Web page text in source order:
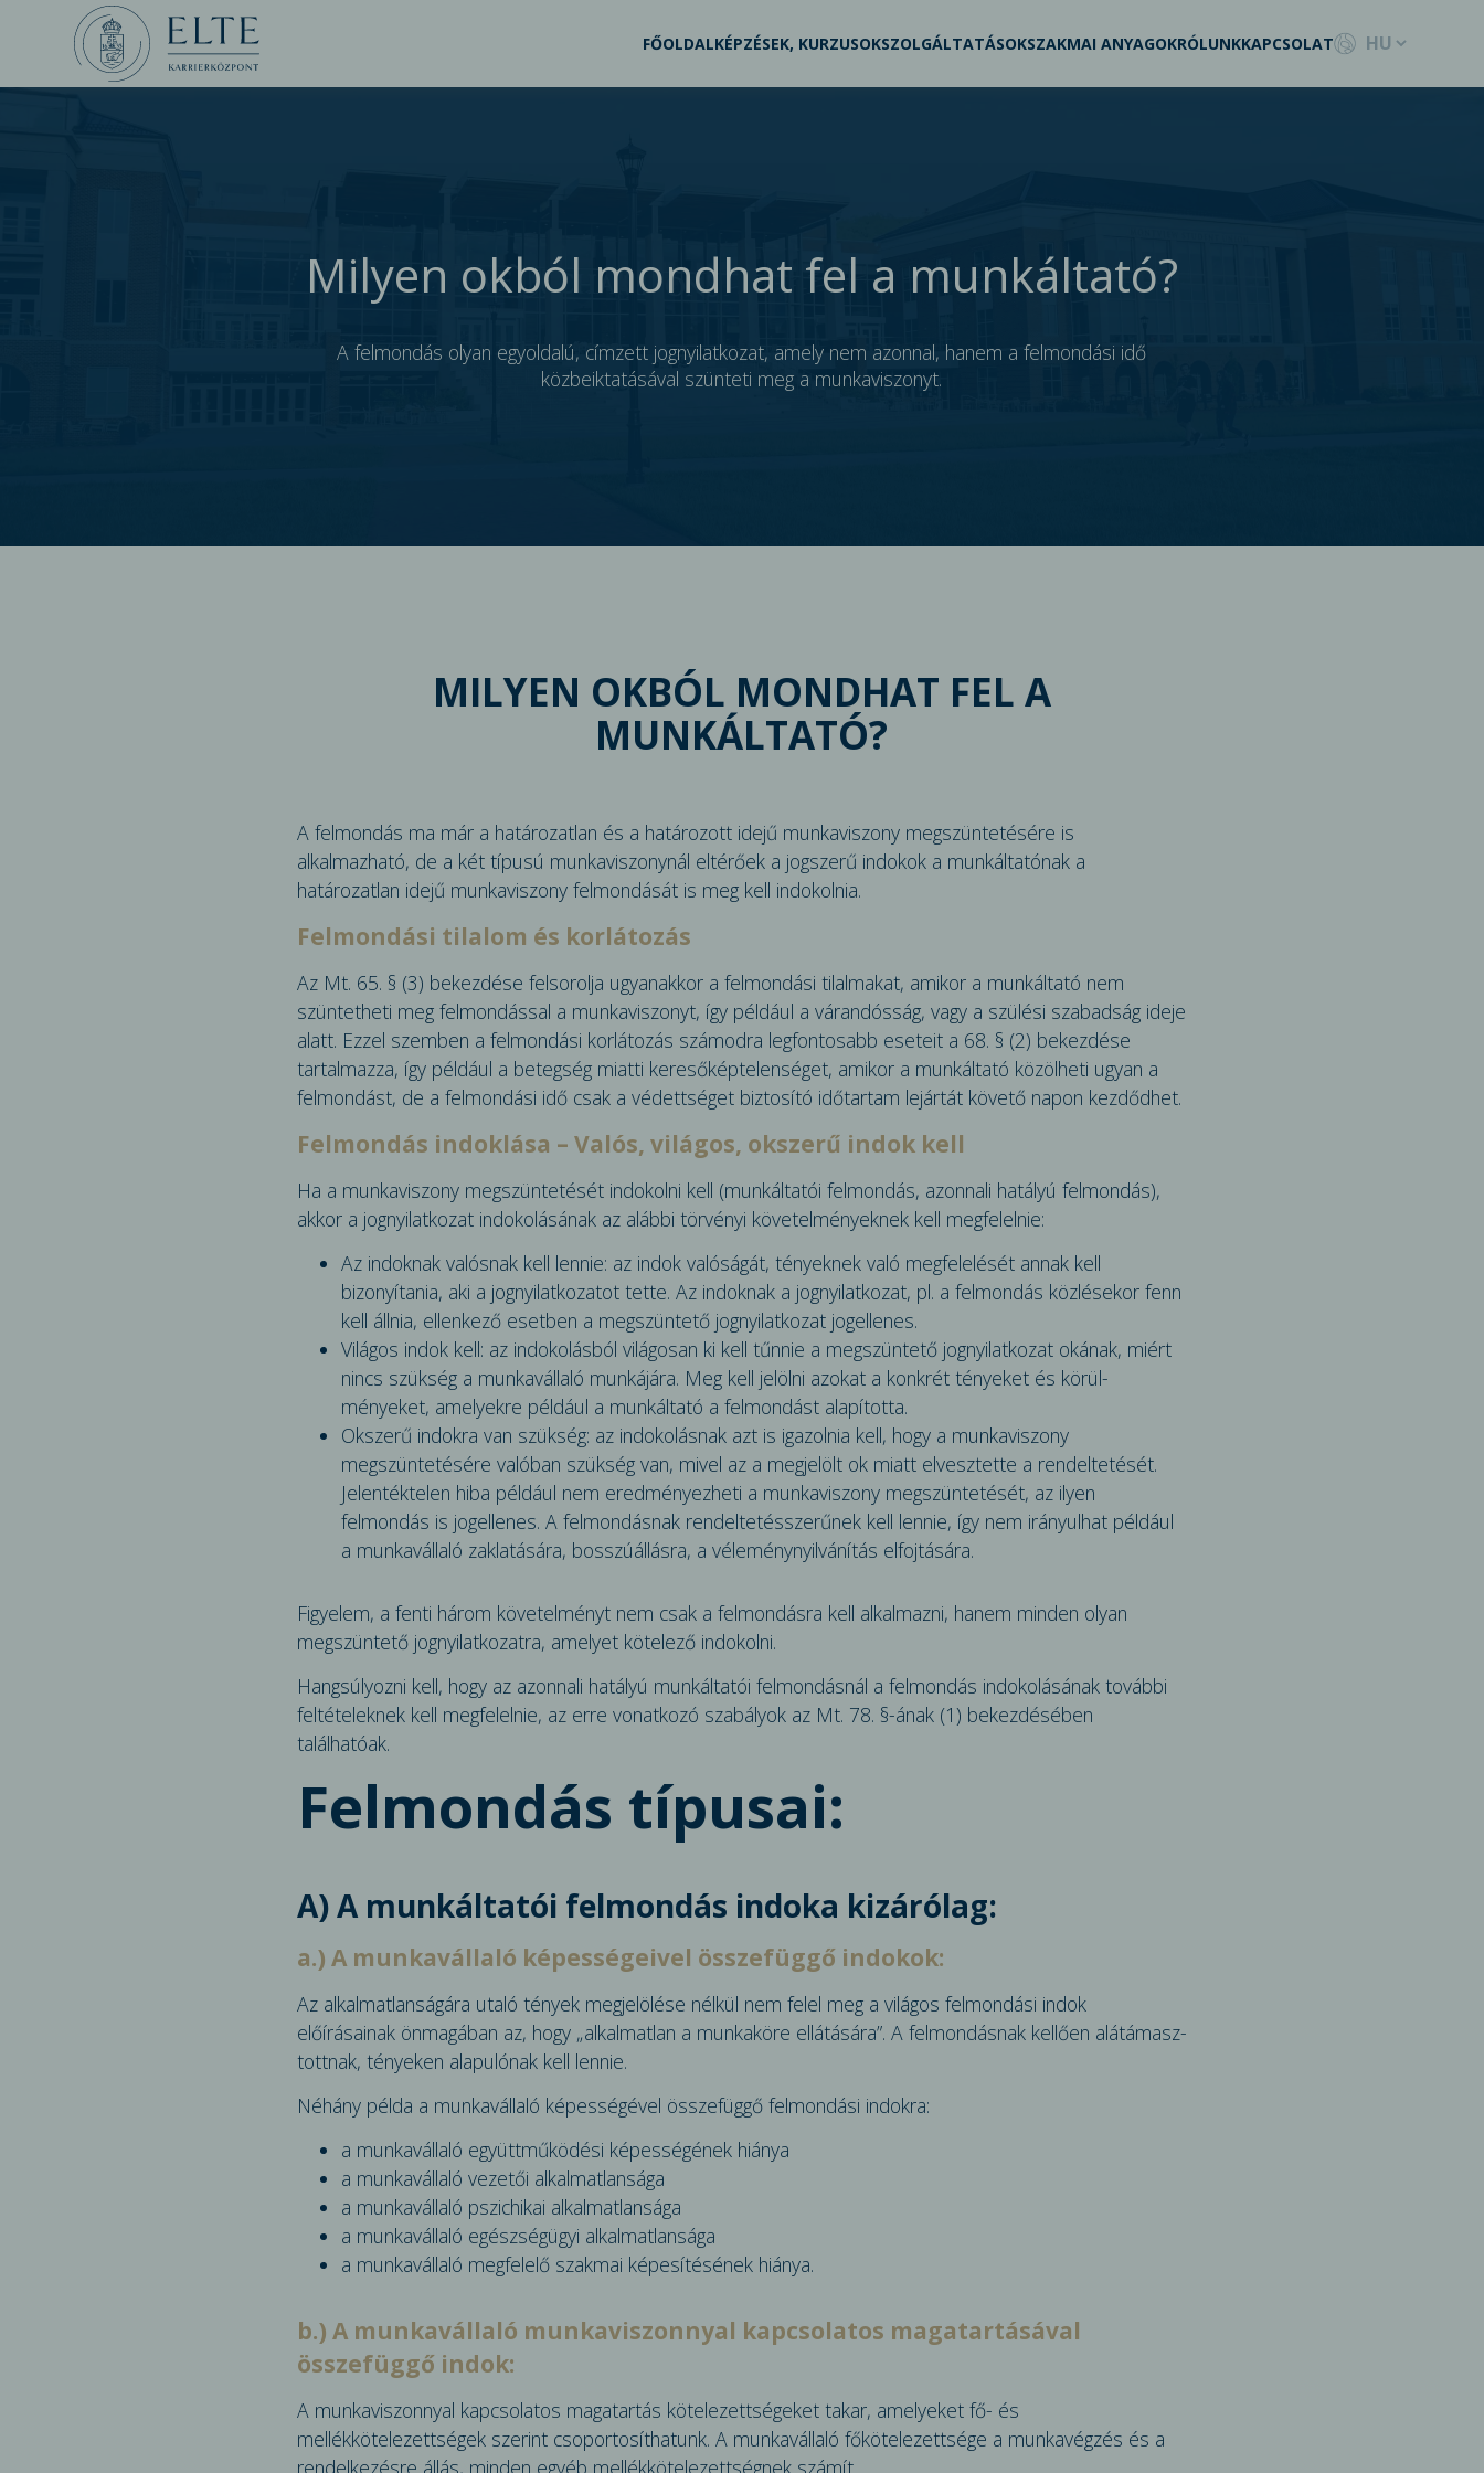
FŐOLDALKÉPZÉSEK, KURZUSOKSZOLGÁLTATÁSOKSZAKMAI ANYAGOKRÓLUNKKAPCSOLAT
Milyen okból mondhat fel a munkáltató?
A felmondás olyan egyoldalú, címzett jognyilatkozat, amely nem azonnal, hanem a felmondási idő
közbeiktatásával szünteti meg a munkaviszonyt.
MILYEN OKBÓL MONDHAT FEL A
MUNKÁLTATÓ?
A felmondás ma már a határozatlan és a határozott idejű munkaviszony megszüntetésére is
alkalmazható, de a két típusú mun­kaviszonynál eltérőek a jogszerű indokok a munkáltatónak a
határozatlan idejű munkaviszony felmondását is meg kell indokolnia.
Felmondási tilalom és korlátozás
Az Mt. 65. § (3) bekezdése felsorolja ugyanakkor a felmondási tilal­makat, amikor a munkáltató nem
szüntetheti meg felmondással a munkaviszonyt, így például a várandósság, vagy a szülési szabadság ideje
alatt. Ezzel szemben a felmondási korlátozás számodra leg­fontosabb eseteit a 68. § (2) bekezdése
tartalmazza, így például a betegség miatti keresőképtelenséget, amikor a munkáltató közölheti ugyan a
felmondást, de a felmondási idő csak a védettséget biztosító időtartam lejártát követő napon kezdődhet.
Felmondás indoklása – Valós, világos, okszerű indok kell
Ha a munkaviszony megszüntetését indokolni kell (munkáltatói felmondás, azonnali hatályú felmondás),
akkor a jognyilatkozat indokolásának az alábbi törvényi követelményeknek kell megfelelnie:
Az indoknak valósnak kell lennie: az indok valóságát, tényeknek való megfelelését annak kell
bizonyítania, aki a jognyilatkozatot tette. Az indoknak a jognyilatkozat, pl. a felmondás közlésekor fenn
kell állnia, ellenkező esetben a megszüntető jognyilatkozat jogellenes.
Világos indok kell: az indokolásból világosan ki kell tűnnie a megszüntető jognyilatkozat okának, miért
nincs szükség a munkavál­laló munkájára. Meg kell jelölni azokat a konkrét tényeket és körül­
ményeket, amelyekre például a munkáltató a felmondást alapította.
Okszerű indokra van szükség: az indokolásnak azt is igazolnia kell, hogy a munkaviszony
megszüntetésére valóban szükség van, mivel az a megjelölt ok miatt elvesztette a rendeltetését.
Jelentéktelen hiba például nem eredményezheti a munkaviszony megszüntetését, az ilyen
felmondás is jogellenes. A felmondásnak rendeltetésszerűnek kell lennie, így nem irányulhat például
a munkavállaló zaklatására, bosszúállásra, a véleménynyilvánítás elfojtására.
Figyelem, a fenti három követelményt nem csak a felmondásra kell alkalmazni, hanem minden olyan
megszüntető jognyilatkozatra, amelyet kötelező indokolni.
Hangsúlyozni kell, hogy az azonnali hatályú munkáltatói felmondásnál a felmondás indokolásának további
feltételeknek kell megfelelnie, az erre vonatkozó szabályok az Mt. 78. §-ának (1) bekezdésében
találhatóak.
Felmondás típusai:
A) A munkáltatói felmondás indoka kizárólag:
a.) A munkavállaló képes­ségeivel összefüggő indokok:
Az alkalmatlanságára utaló tények megjelölése nélkül nem felel meg a világos felmondási indok
előírásainak önmagában az, hogy „alkal­matlan a munkaköre ellátására”. A felmondásnak kellően alátámasz­
tottnak, tényeken alapulónak kell lennie.
Néhány példa a munkavállaló képességével összefüggő felmondási indokra:
a munkavállaló együttműködési képességének hiánya
a munkavállaló vezetői alkalmatlansága
a munkavállaló pszichikai alkalmatlansága
a munkavállaló egészségügyi alkalmatlansága
a munkavállaló megfelelő szakmai képesítésének hiánya.
b.) A munkavállaló munkaviszonnyal kapcsolatos magatartásával
összefüggő indok:
A munkaviszonnyal kapcsolatos magatartás kötelezettségeket takar, amelyeket fő- és
mellékkötelezettségek szerint csoportosíthatunk. A munkavállaló főkötelezettsége a munkavégzés és a
rendelkezésre ál­lás, minden egyéb mellékkötelezettségnek számít.